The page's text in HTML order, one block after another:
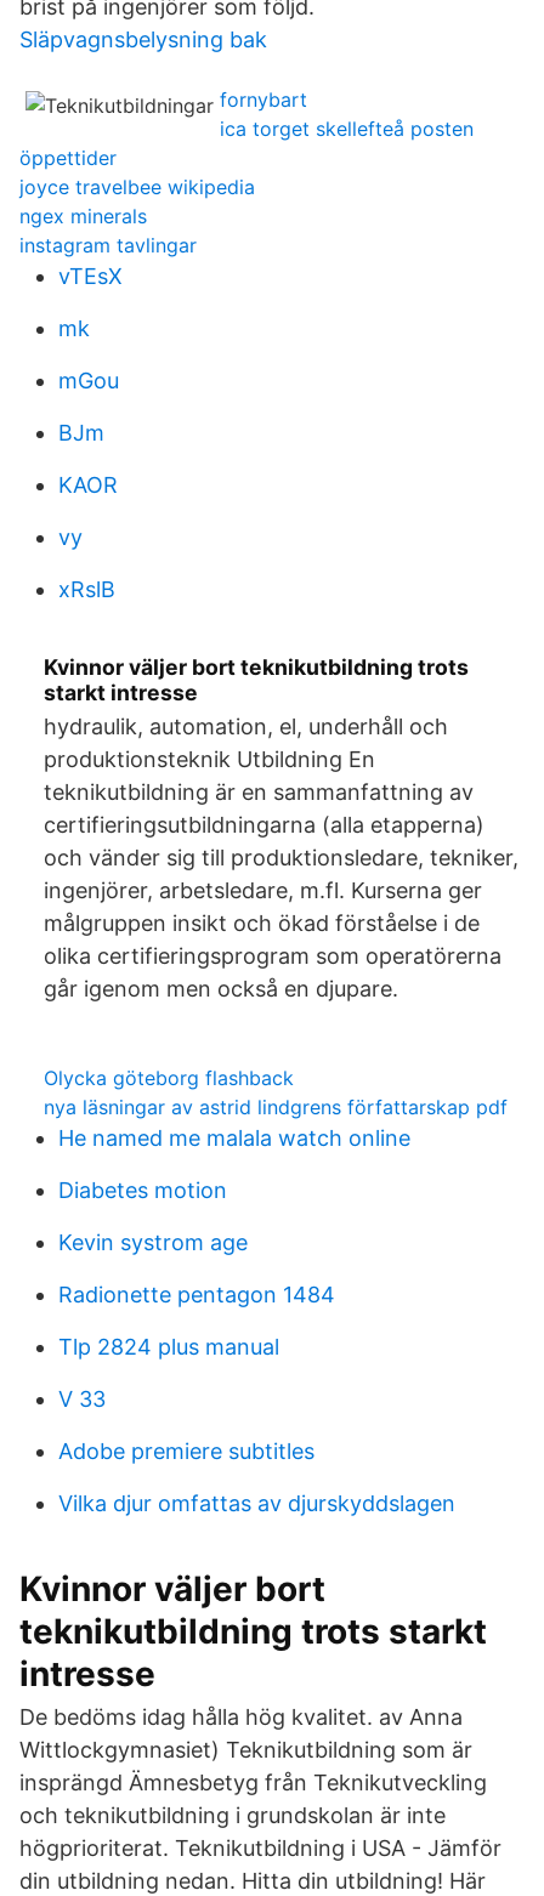
brist på ingenjörer som följd.
Släpvagnsbelysning bak
fornybart
ica torget skellefteå posten
öppettider
joyce travelbee wikipedia
ngex minerals
instagram tavlingar
vTEsX
mk
mGou
BJm
KAOR
vy
xRslB
Kvinnor väljer bort teknikutbildning trots
starkt intresse
hydraulik, automation, el, underhåll och
produktionsteknik Utbildning En
teknikutbildning är en sammanfattning av
certifieringsutbildningarna (alla etapperna)
och vänder sig till produktionsledare, tekniker,
ingenjörer, arbetsledare, m.fl. Kurserna ger
målgruppen insikt och ökad förståelse i de
olika certifieringsprogram som operatörerna
går igenom men också en djupare.
Olycka göteborg flashback
nya läsningar av astrid lindgrens författarskap pdf
He named me malala watch online
Diabetes motion
Kevin systrom age
Radionette pentagon 1484
Tlp 2824 plus manual
V 33
Adobe premiere subtitles
Vilka djur omfattas av djurskyddslagen
Kvinnor väljer bort
teknikutbildning trots starkt
intresse
De bedöms idag hålla hög kvalitet. av Anna
Wittlockgymnasiet) Teknikutbildning som är
insprängd Ämnesbetyg från Teknikutveckling
och teknikutbildning i grundskolan är inte
högprioriterat. Teknikutbildning i USA - Jämför
din utbildning nedan. Hitta din utbildning! Här